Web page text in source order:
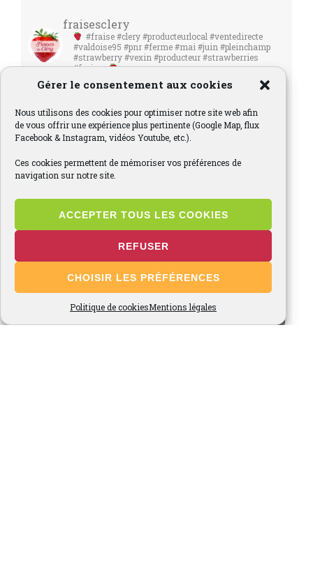
Gérer le consentement aux cookies
Nous utilisons des cookies pour optimiser notre site web afin
de vous offrir une expérience plus pertinente (Google Map, flux
Facebook & Instagram, vidéos Youtube, etc.).
Ces cookies permettent de mémoriser vos préférences de
navigation sur notre site.
ACCEPTER TOUS LES COOKIES
REFUSER
CHOISIR LES PRÉFÉRENCES
Politique de cookiesMentions légales
fraisesclery
#fraise #clery #producteurlocal #ventedirecte
#valdoise95 #pnr #ferme #mai #juin #pleinchamp
#strawberry #vexin #producteur #strawberries
#fraises